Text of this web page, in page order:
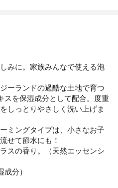
みに。家族みんなで使える泡
ーランドの過酷な土地で育つ
を保湿成分として配合。度重
しっとりやさしく洗い上げま
ミングタイプは、小さなお子
せて節水にも！
スの香り。（天然エッセンシ
分）